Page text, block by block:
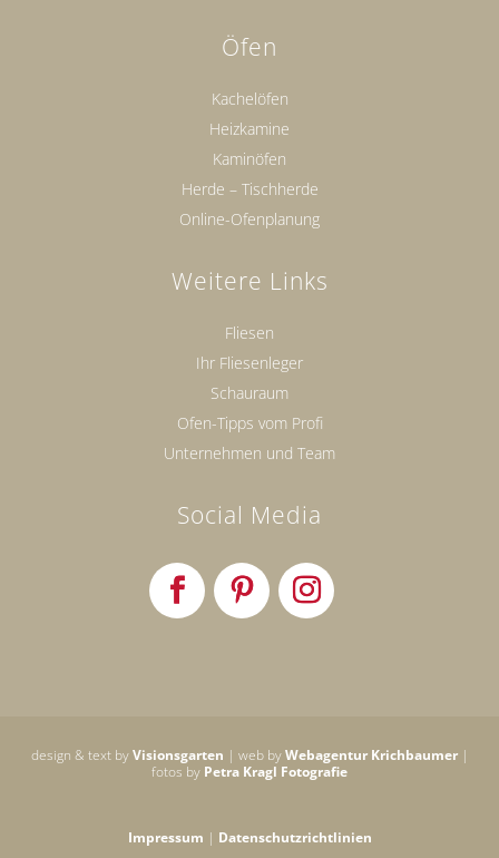
Öfen
Kachelöfen
Heizkamine
Kaminöfen
Herde – Tischherde
Online-Ofenplanung
Weitere Links
Fliesen
Ihr Fliesenleger
Schauraum
Ofen-Tipps vom Profi
Unternehmen und Team
Social Media
design & text byVisionsgarten | web byWebagentur Krichbaumer|
fotos by Petra Kragl Fotografie
Impressum | Datenschutzrichtlinien